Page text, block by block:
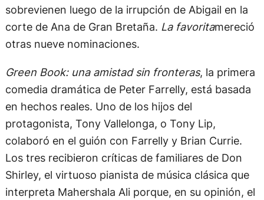
sobrevienen luego de la irrupción de Abigail en la
corte de Ana de Gran Bretaña. La favoritamereció
otras nueve nominaciones.
Green Book: una amistad sin fronteras, la primera
comedia dramática de Peter Farrelly, está basada
en hechos reales. Uno de los hijos del
protagonista, Tony Vallelonga, o Tony Lip,
colaboró en el guión con Farrelly y Brian Currie.
Los tres recibieron críticas de familiares de Don
Shirley, el virtuoso pianista de música clásica que
interpreta Mahershala Ali porque, en su opinión, el